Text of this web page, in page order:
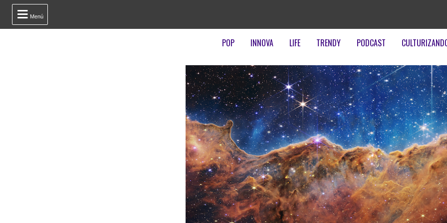
 Menú
POP INNOVA LIFE TRENDY PODCAST